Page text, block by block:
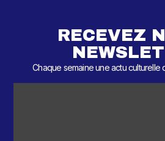
RECEVEZ
Chaque semaine une actu culturelle